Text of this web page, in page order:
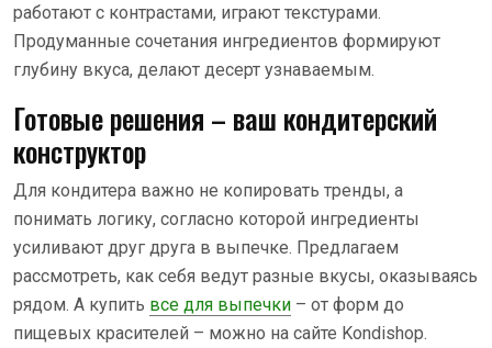
работают с контрастами, играют текстурами.
Продуманные сочетания ингредиентов формируют
глубину вкуса, делают десерт узнаваемым.
Готовые решения – ваш кондитерский
конструктор
Для кондитера важно не копировать тренды, а
понимать логику, согласно которой ингредиенты
усиливают друг друга в выпечке. Предлагаем
рассмотреть, как себя ведут разные вкусы, оказываясь
рядом. А купить все для выпечки – от форм до
пищевых красителей – можно на сайте Kondishop.